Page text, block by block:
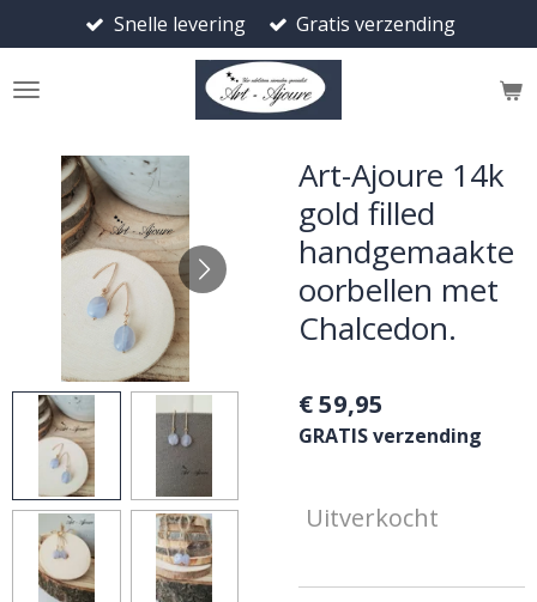
direct
naar
Snelle levering Gratis verzending
Art-Ajoure 14k
gold filled
handgemaakte
oorbellen met
Chalcedon.
€ 59,95
GRATIS verzending
Uitverkocht